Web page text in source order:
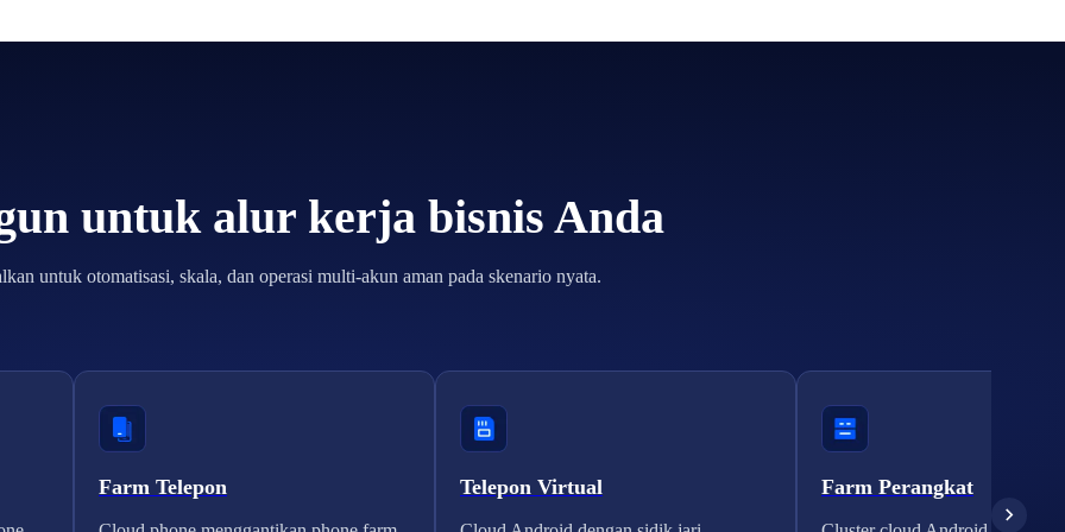
untuk alur kerja bisnis Anda
untuk otomatisasi, skala, dan operasi multi-akun aman pada skenario nyata.
Farm Telepon Telepon Virtual Farm Perangkat